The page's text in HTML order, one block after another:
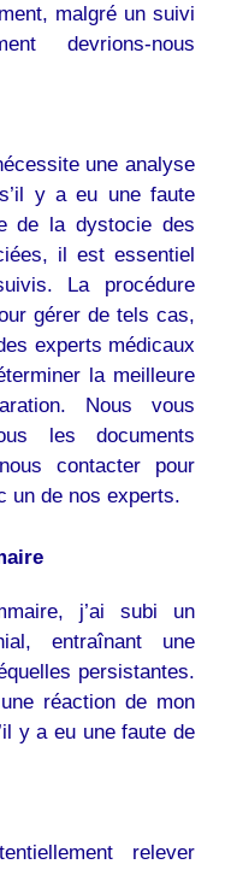
malgré un suivi
devrions-nous
une analyse
y a eu une faute
de la dystocie des
il est essentiel
La procédure
gérer de tels cas,
experts médicaux
la meilleure
Nous vous
les documents
contacter pour
un de nos experts.
j’ai subi un
entraînant une
persistantes.
réaction de mon
y a eu une faute de
relever